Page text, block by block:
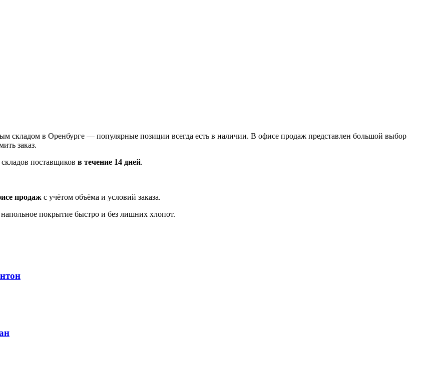
складом в Оренбурге — популярные позиции всегда есть в наличии. В офисе продаж представлен большой выбор
заказ.
поставщиков в течение 14 дней.
продаж с учётом объёма и условий заказа.
покрытие быстро и без лишних хлопот.